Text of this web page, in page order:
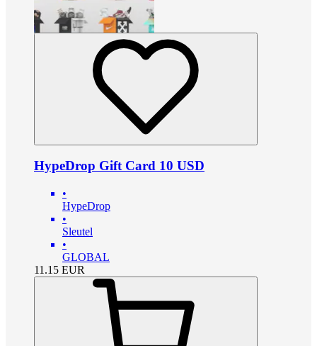
HypeDrop Gift Card 10 USD
•
HypeDrop
•
Sleutel
•
GLOBAL
11.15 EUR